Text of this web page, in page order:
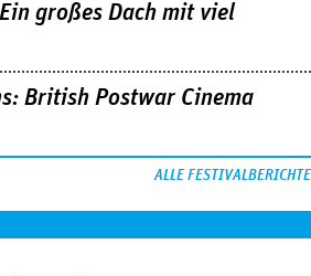
großes Dach mit viel
British Postwar Cinema
ALLE FESTIVALBERICHTE